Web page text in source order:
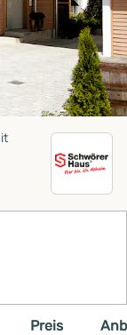
Preis